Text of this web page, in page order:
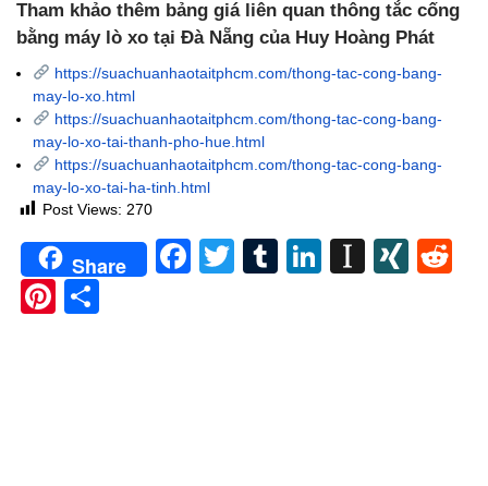
Tham khảo thêm bảng giá liên quan thông tắc cống
bằng máy lò xo tại Đà Nẵng của Huy Hoàng Phát
https://suachuanhaotaitphcm.com/thong-tac-cong-bang-
may-lo-xo.html
https://suachuanhaotaitphcm.com/thong-tac-cong-bang-
may-lo-xo-tai-thanh-pho-hue.html
https://suachuanhaotaitphcm.com/thong-tac-cong-bang-
may-lo-xo-tai-ha-tinh.html
Post Views: 270
Share Facebook
TwitterTumblrLinkedIn
Pinterest